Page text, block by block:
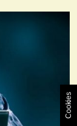
Cookies